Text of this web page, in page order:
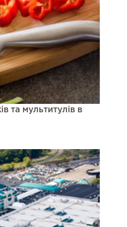
та мультитулів в